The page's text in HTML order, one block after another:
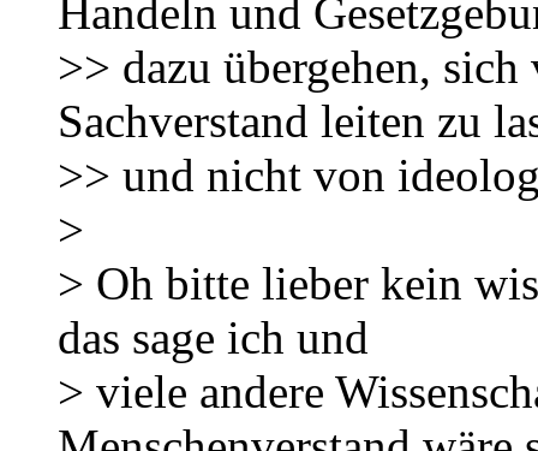
Handeln und
>> dazu übergehen,
Sachverstand leiten zu
>> und nicht von
>
> Oh bitte lieber kein
das sage ich und
> viele andere